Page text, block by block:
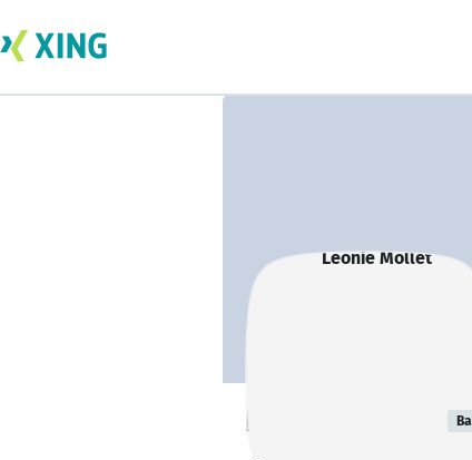
Leonie Mollet